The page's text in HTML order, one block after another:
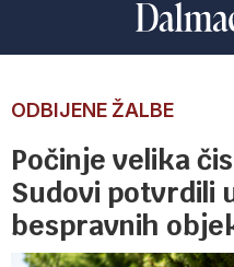
ODBIJENE ŽALBE
Počinje velika
Sudovi potvrdili
bespravnih